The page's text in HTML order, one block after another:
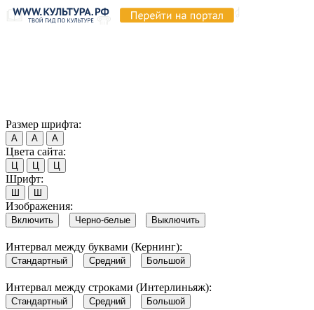
Размер шрифта:
А А А
Цвета сайта:
Ц Ц Ц
Шрифт:
Ш Ш
Изображения:
Включить Черно-белые Выключить
Интервал между буквами (Кернинг):
Стандартный Средний Большой
Интервал между строками (Интерлиньяж):
Стандартный Средний Большой